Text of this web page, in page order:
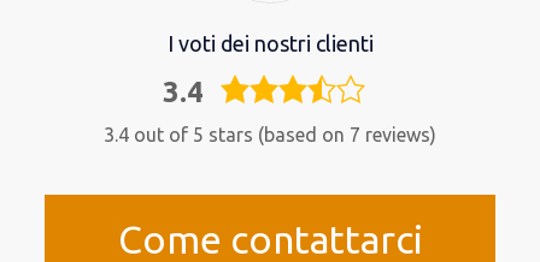
I voti dei nostri clienti
3.4
3,4
3.4 out of 5 stars (based on 7 reviews)
Come contattarci